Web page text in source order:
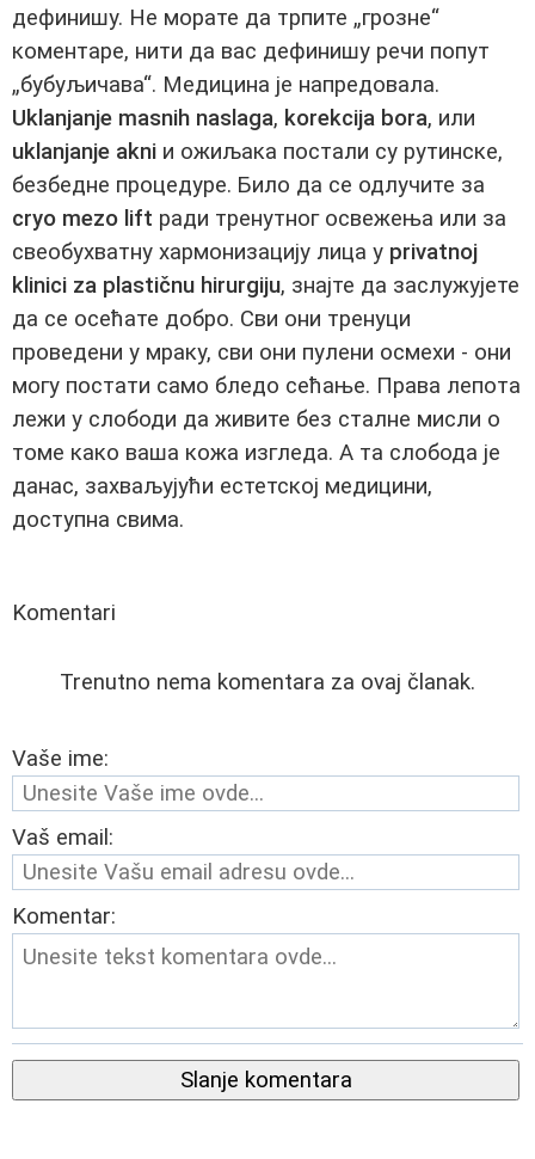
дефинишу. Не морате да трпите „грозне“
коментаре, нити да вас дефинишу речи попут
„бубуљичава“. Медицина је напредовала.
Uklanjanje masnih naslaga, korekcija bora, или
uklanjanje akni и ожиљака постали су рутинске,
безбедне процедуре. Било да се одлучите за
cryo mezo lift ради тренутног освежења или за
свеобухватну хармонизацију лица у privatnoj
klinici za plastičnu hirurgiju, знајте да заслужујете
да се осећате добро. Сви они тренуци
проведени у мраку, сви они пулени осмехи - они
могу постати само бледо сећање. Права лепота
лежи у слободи да живите без сталне мисли о
томе како ваша кожа изгледа. А та слобода је
данас, захваљујући естетској медицини,
доступна свима.
Komentari
Trenutno nema komentara za ovaj članak.
Vaše ime:
Vaš email:
Komentar:
Slanje komentara